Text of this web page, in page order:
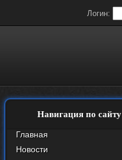
Логин:
Навигация по сайту
Главная
Новости